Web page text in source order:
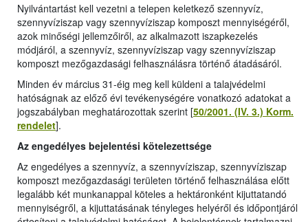
Nyilvántartást kell vezetni a telepen keletkező szennyvíz,
szennyvíziszap vagy szennyvíziszap komposzt mennyiségéről,
azok minőségi jellemzőiről, az alkalmazott iszapkezelés
módjáról, a szennyvíz, szennyvíziszap vagy szennyvíziszap
komposzt mezőgazdasági felhasználásra történő átadásáról.
Minden év március 31-éig meg kell küldeni a talajvédelmi
hatóságnak az előző évi tevékenységére vonatkozó adatokat a
jogszabályban meghatározottak szerint [50/2001. (IV. 3.) Korm.
rendelet].
Az engedélyes bejelentési kötelezettsége
Az engedélyes a szennyvíz, a szennyvíziszap, szennyvíziszap
komposzt mezőgazdasági területen történő felhasználása előtt
legalább két munkanappal köteles a hektáronként kijuttatandó
mennyiségről, a kijuttatásának tényleges helyéről és időpontjáról